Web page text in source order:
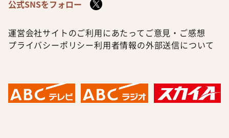
公式SNSをフォロー
運営会社サイトのご利用にあたって ご意見・ご感想
プライバシーポリシー利用者情報の外部送信について